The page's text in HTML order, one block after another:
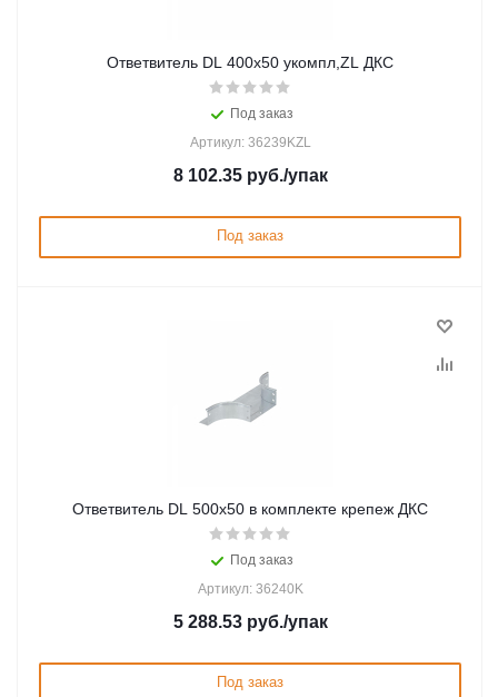
Ответвитель DL 400х50 укомпл,ZL ДКС
Под заказ
Артикул: 36239KZL
8 102.35руб./упак
Под заказ
Ответвитель DL 500х50 в комплекте крепеж ДКС
Под заказ
Артикул: 36240K
5 288.53руб./упак
Под заказ